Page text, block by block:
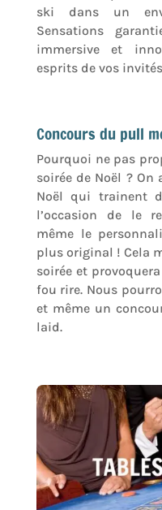
ski dans un
Sensations
immersive et
esprits de vos
Concours du pull
Pourquoi ne pas
soirée de Noël ?
Noël qui trainent
l’occasion de le
même le
plus original ! Cela
soirée et
fou rire. Nous
et même un
laid.